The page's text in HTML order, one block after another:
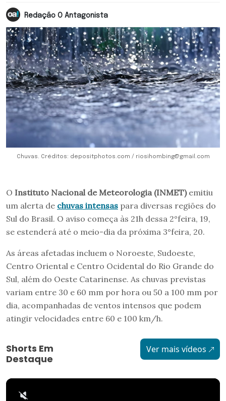
Redação O Antagonista
Chuvas. Créditos: depositphotos.com / riosihombing@gmail.com
O Instituto Nacional de Meteorologia (INMET)emitiu
um alerta de chuvas intensas para diversas regiões do
Sul do Brasil. O aviso começa às 21h dessa 2°feira, 19,
se estenderá até o meio-dia da próxima 3°feira, 20.
As áreas afetadas incluem o Noroeste, Sudoeste,
Centro Oriental e Centro Ocidental do Rio Grande do
Sul, além do Oeste Catarinense. As chuvas previstas
variam entre 30 e 60 mm por hora ou 50 a 100 mm por
dia, acompanhadas de ventos intensos que podem
atingir velocidades entre 60 e 100 km/h.
Shorts Em
Destaque
Ver mais vídeos